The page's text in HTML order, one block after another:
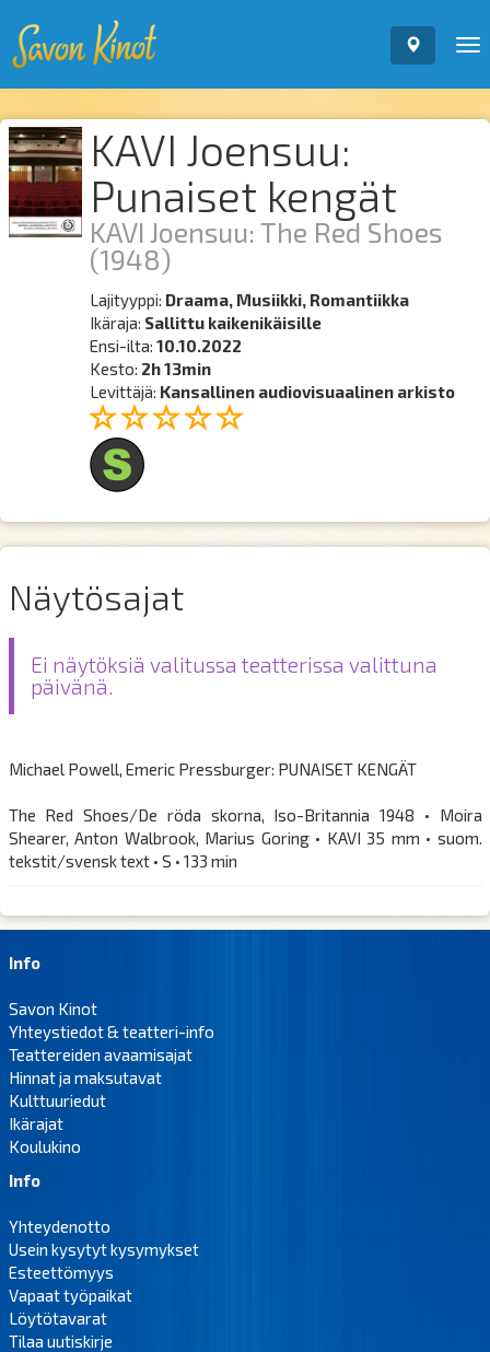
KAVI Joensuu:
Punaiset kengät
KAVI Joensuu: The Red Shoes
(1948)
Lajityyppi: Draama, Musiikki, Romantiikka
Ikäraja: Sallittu kaikenikäisille
Ensi-ilta:10.10.2022
Kesto: 2h 13min
Levittäjä: Kansallinen audiovisuaalinen arkisto
Näytösajat
Ei näytöksiä valitussa teatterissa valittuna
päivänä.
Michael Powell, Emeric Pressburger: PUNAISET KENGÄT
The Red Shoes/De röda skorna, Iso-Britannia 1948 • Moira
Shearer, Anton Walbrook, Marius Goring • KAVI 35 mm • suom.
tekstit/svensk text • S • 133 min
Info
Savon Kinot
Yhteystiedot & teatteri-info
Teattereiden avaamisajat
Hinnat ja maksutavat
Kulttuuriedut
Ikärajat
Koulukino
Info
Yhteydenotto
Usein kysytyt kysymykset
Esteettömyys
Vapaat työpaikat
Löytötavarat
Tilaa uutiskirje